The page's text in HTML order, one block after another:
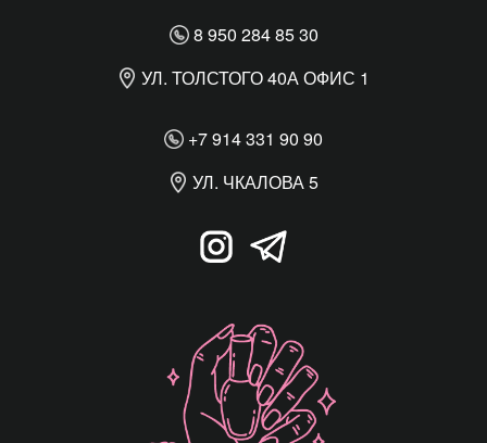
8 950 284 85 30
УЛ. ТОЛСТОГО 40А ОФИС 1
+7 914 331 90 90
УЛ. ЧКАЛОВА 5